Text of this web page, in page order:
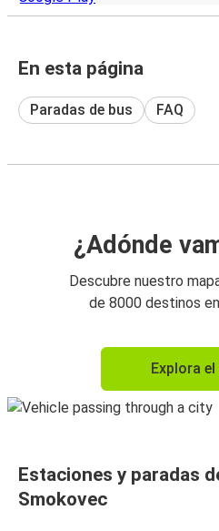
En esta página
Paradas de bus FAQ
¿Adónde
Descubre nuestro
de 8000 destinos
Explora
Estaciones y paradas
Smokovec